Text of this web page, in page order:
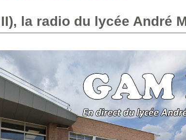
la radio du lycée André